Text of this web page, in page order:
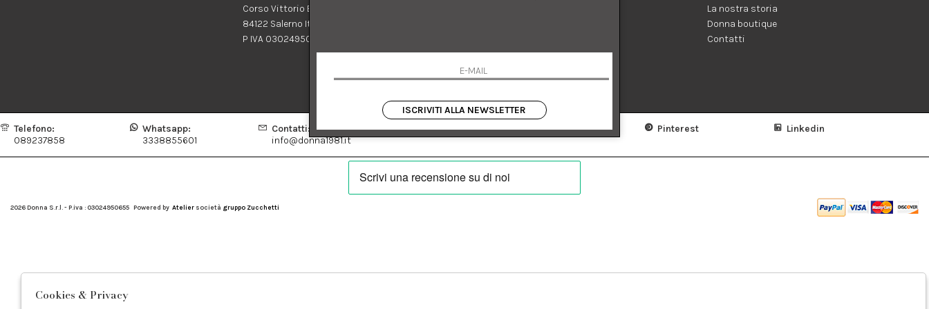
Corso Vittorio Emanuele 182
84122 Salerno Italia
P IVA 03024950655
Termini e condizioni
Condizioni di vendita
Spedizione
La nostra storia
Donna boutique
Contatti
Telefono:
089237858
Whatsapp:
3338855601
Contatti:
info@donna1981.it
Facebook Instagram Pinterest Linkedin
2026 Donna S.r.l. - P.iva : 03024950655 Powered by Atelier società gruppo Zucchetti
ISCRIVITI ALLA NEWSLETTER
Cookies & Privacy